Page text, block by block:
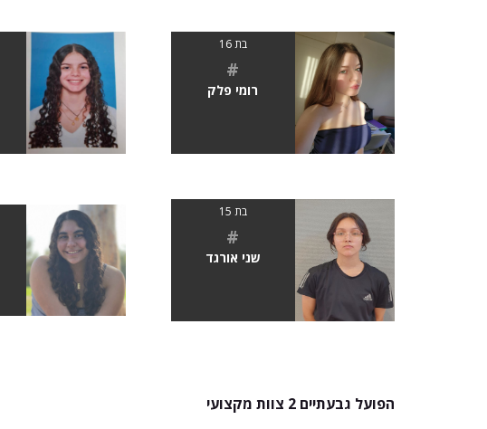
בת 16
#
רומי פלק
בת 15
#
שני אורגד
הפועל גבעתיים 2 צוות מקצועי